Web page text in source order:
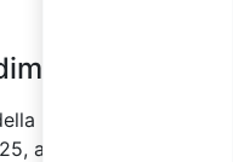
parte IV
ai partecipanti